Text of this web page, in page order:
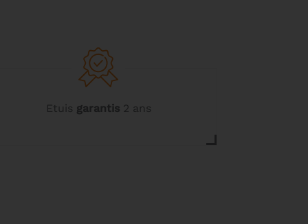
Etuis garantis2 ans